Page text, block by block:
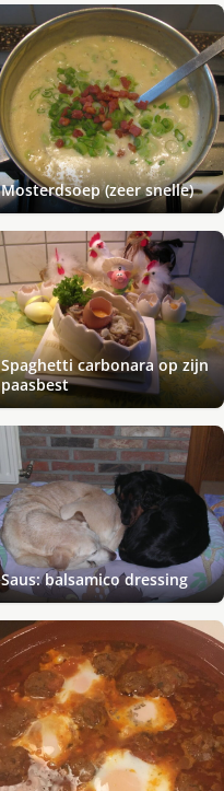
Mosterdsoep (zeer snelle)
Spaghetti carbonara op zijn
paasbest
Saus: balsamico dressing